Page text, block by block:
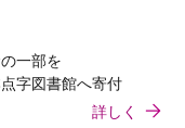
一部を
字図書館へ寄付
詳しく